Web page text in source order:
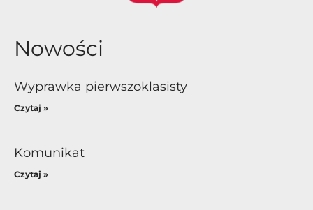
Nowości
Wyprawka pierwszoklasisty
Czytaj »
Komunikat
Czytaj »